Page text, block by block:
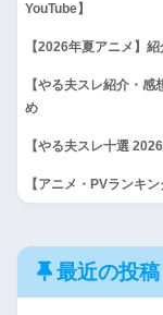
YouTube】
【2026年夏アニメ】
【やる夫スレ紹介・
め
【やる夫スレ十選
【アニメ・PVランキ
最近の投稿